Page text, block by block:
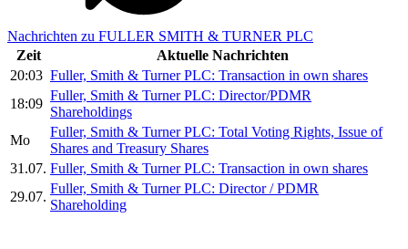
Nachrichten zu FULLER SMITH & TURNER PLC
Zeit
Aktuelle Nachrichten
20:03 Fuller, Smith & Turner PLC: Transaction in own shares
18:09
Fuller, Smith & Turner PLC: Director/PDMR
Shareholdings
Mo
Fuller, Smith & Turner PLC: Total Voting Rights, Issue of
Shares and Treasury Shares
31.07. Fuller, Smith & Turner PLC: Transaction in own shares
29.07.
Fuller, Smith & Turner PLC: Director / PDMR
Shareholding